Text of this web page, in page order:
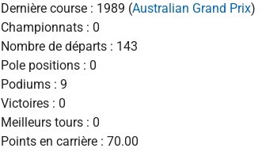
Dernière course : 1989 (Australian Grand Prix)
Championnats : 0
Nombre de départs : 143
Pole positions : 0
Podiums : 9
Victoires : 0
Meilleurs tours : 0
Points en carrière : 70.00